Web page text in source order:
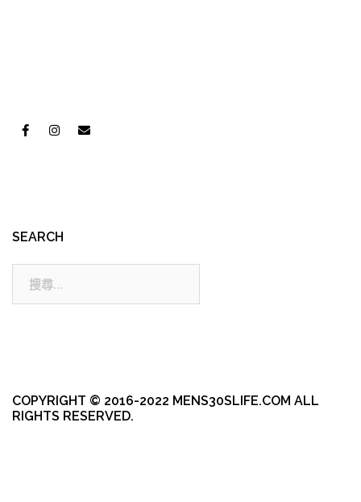
SEARCH
COPYRIGHT © 2016-2022 MENS30SLIFE.COM ALL
RIGHTS RESERVED.